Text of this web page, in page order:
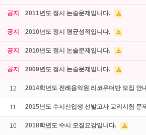
공지 2011년도 정시 논술문제입니다.
공지 2010년도 정시 평균성적입니다.
공지 2010년도 정시 논술문제입니다.
공지 2009년도 정시 논술문제입니다.
12 2014학년도 전례음악원 리코우더반 모집 안
11 2015년도 수시신입생 선발고사 교리시험 문
10 2018학년도 수시 모집요강입니다.